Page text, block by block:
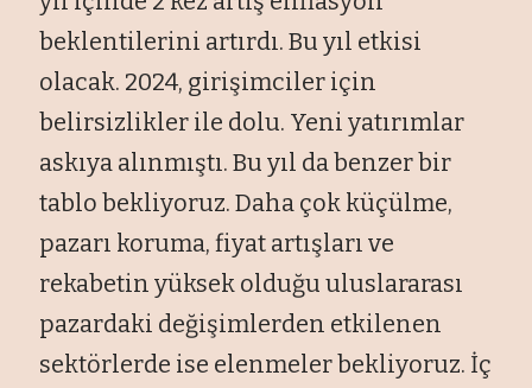
beklentilerini artırdı. Bu yıl etkisi
olacak. 2024, girişimciler için
belirsizlikler ile dolu. Yeni yatırımlar
askıya alınmıştı. Bu yıl da benzer bir
tablo bekliyoruz. Daha çok küçülme,
pazarı koruma, fiyat artışları ve
rekabetin yüksek olduğu uluslararası
pazardaki değişimlerden etkilenen
sektörlerde ise elenmeler bekliyoruz. İç